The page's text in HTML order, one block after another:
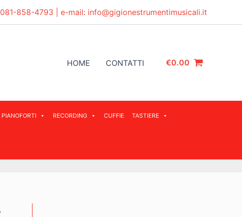
081-858-4793 | e-mail: info@gigionestrumentimusicali.it
HOME CONTATTI €0.00
PIANOFORTI RECORDING CUFFIE TASTIERE